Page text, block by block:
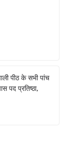
पीठ के सभी पांच
पद प्रतिष्ठा,